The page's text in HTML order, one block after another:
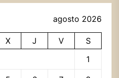
agosto 2026
X J V
S
1